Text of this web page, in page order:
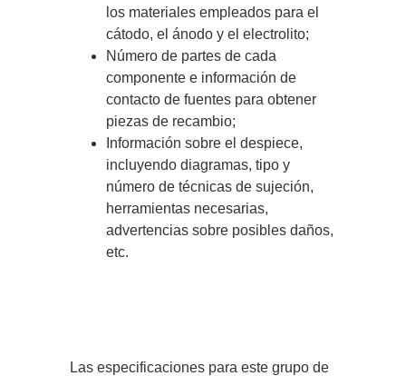
los materiales empleados para el
cátodo, el ánodo y el electrolito;
Número de partes de cada
componente e información de
contacto de fuentes para obtener
piezas de recambio;
Información sobre el despiece,
incluyendo diagramas, tipo y
número de técnicas de sujeción,
herramientas necesarias,
advertencias sobre posibles daños,
etc.
Las especificaciones para este grupo de